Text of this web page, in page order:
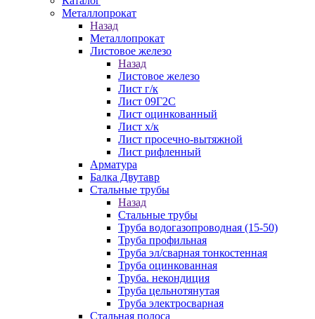
Металлопрокат
Назад
Металлопрокат
Листовое железо
Назад
Листовое железо
Лист г/к
Лист 09Г2С
Лист оцинкованный
Лист х/к
Лист просечно-вытяжной
Лист рифленный
Арматура
Балка Двутавр
Стальные трубы
Назад
Стальные трубы
Труба водогазопроводная (15-50)
Труба профильная
Труба эл/сварная тонкостенная
Труба оцинкованная
Труба. некондиция
Труба цельнотянутая
Труба электросварная
Стальная полоса